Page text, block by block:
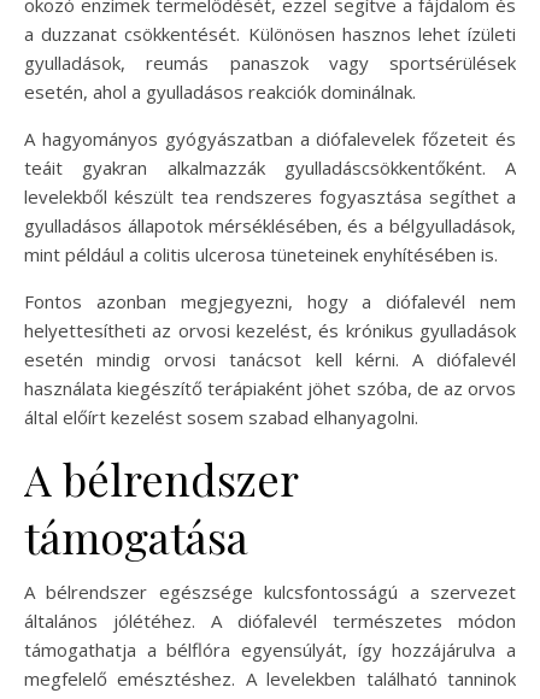
a duzzanat csökkentését. Különösen hasznos lehet ízületi
gyulladások, reumás panaszok vagy sportsérülések
esetén, ahol a gyulladásos reakciók dominálnak.
A hagyományos gyógyászatban a diófalevelek főzeteit és
teáit gyakran alkalmazzák gyulladáscsökkentőként. A
levelekből készült tea rendszeres fogyasztása segíthet a
gyulladásos állapotok mérséklésében, és a bélgyulladások,
mint például a colitis ulcerosa tüneteinek enyhítésében is.
Fontos azonban megjegyezni, hogy a diófalevél nem
helyettesítheti az orvosi kezelést, és krónikus gyulladások
esetén mindig orvosi tanácsot kell kérni. A diófalevél
használata kiegészítő terápiaként jöhet szóba, de az orvos
által előírt kezelést sosem szabad elhanyagolni.
A bélrendszer
támogatása
A bélrendszer egészsége kulcsfontosságú a szervezet
általános jólétéhez. A diófalevél természetes módon
támogathatja a bélflóra egyensúlyát, így hozzájárulva a
megfelelő emésztéshez. A levelekben található tanninok